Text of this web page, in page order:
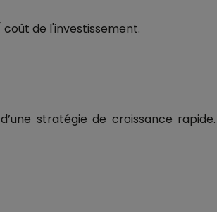
de l'investissement.
stratégie de croissance